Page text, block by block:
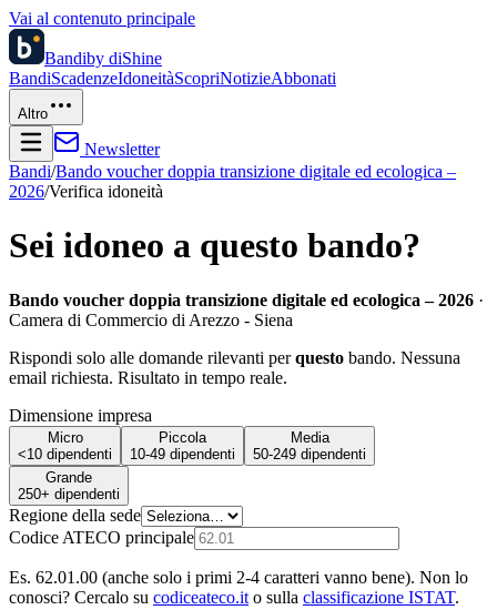
Vai al contenuto principale
Bandiby diShine
BandiScadenzeIdoneitàScopriNotizieAbbonati
Altro
Newsletter
Bandi/Bando voucher doppia transizione digitale ed ecologica –
2026/Verifica idoneità
Sei idoneo a questo bando?
Bando voucher doppia transizione digitale ed ecologica – 2026 ·
Camera di Commercio di Arezzo - Siena
Rispondi solo alle domande rilevanti perquesto bando. Nessuna
email richiesta. Risultato in tempo reale.
Dimensione impresa
Micro
<10 dipendenti
Piccola
10-49 dipendenti
Media
50-249 dipendenti
Grande
250+ dipendenti
Regione della sede
Codice ATECO principale
Es. 62.01.00 (anche solo i primi 2-4 caratteri vanno bene). Non lo
conosci? Cercalo su codiceateco.it o sulla classificazione ISTAT.